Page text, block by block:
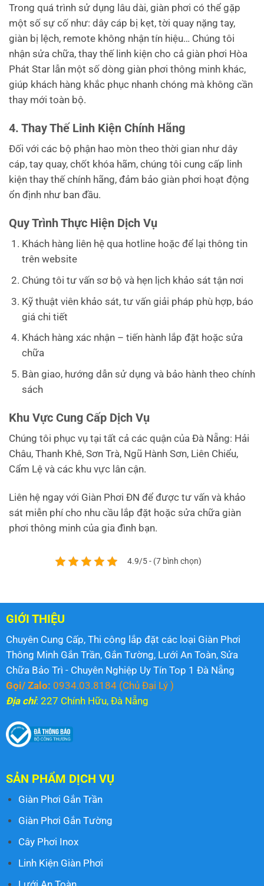
Trong quá trình sử dụng lâu dài, giàn phơi có thể gặp
một số sự cố như: dây cáp bị kẹt, tời quay nặng tay,
giàn bị lệch, remote không nhận tín hiệu… Chúng tôi
nhận sửa chữa, thay thế linh kiện cho cả giàn phơi Hòa
Phát Star lẫn một số dòng giàn phơi thông minh khác,
giúp khách hàng khắc phục nhanh chóng mà không cần
thay mới toàn bộ.
4. Thay Thế Linh Kiện Chính Hãng
Đối với các bộ phận hao mòn theo thời gian như dây
cáp, tay quay, chốt khóa hãm, chúng tôi cung cấp linh
kiện thay thế chính hãng, đảm bảo giàn phơi hoạt động
ổn định như ban đầu.
Quy Trình Thực Hiện Dịch Vụ
Khách hàng liên hệ qua hotline hoặc để lại thông tin
trên website
Chúng tôi tư vấn sơ bộ và hẹn lịch khảo sát tận nơi
Kỹ thuật viên khảo sát, tư vấn giải pháp phù hợp, báo
giá chi tiết
Khách hàng xác nhận – tiến hành lắp đặt hoặc sửa
chữa
Bàn giao, hướng dẫn sử dụng và bảo hành theo chính
sách
Khu Vực Cung Cấp Dịch Vụ
Chúng tôi phục vụ tại tất cả các quận của Đà Nẵng: Hải
Châu, Thanh Khê, Sơn Trà, Ngũ Hành Sơn, Liên Chiểu,
Cẩm Lệ và các khu vực lân cận.
Liên hệ ngay với Giàn Phơi ĐN để được tư vấn và khảo
sát miễn phí cho nhu cầu lắp đặt hoặc sửa chữa giàn
phơi thông minh của gia đình bạn.
4.9/5 - (7 bình chọn)
GIỚI THIỆU
Chuyên Cung Cấp, Thi công lắp đặt các loại Giàn Phơi
Thông Minh Gắn Trần, Gắn Tường, Lưới An Toàn, Sửa
Chữa Bảo Trì - Chuyên Nghiệp Uy Tín Top 1 Đà Nẵng
Gọi/ Zalo: 0934.03.8184(Chủ Đại Lý )
Địa chỉ: 227 Chính Hữu, Đà Nẵng
SẢN PHẨM DỊCH VỤ
Giàn Phơi Gắn Trần
Giàn Phơi Gắn Tường
Cây Phơi Inox
Linh Kiện Giàn Phơi